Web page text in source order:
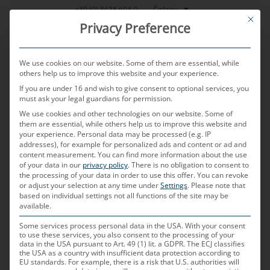
Přeskočit
+49 (0) 8638 604-0 Čeština
MENU
Kabely s konektory
pro připojení
senzorů v
automobilech
This
Privacy Preference
We use cookies on our website. Some of them are essential, while
others help us to improve this website and your experience.
If you are under 16 and wish to give consent to optional services, you
must ask your legal guardians for permission.
We use cookies and other technologies on our website. Some of
them are essential, while others help us to improve this website and
your experience. Personal data may be processed (e.g. IP
addresses), for example for personalized ads and content or ad and
content measurement.You can find more information about the use
of your data in our privacy policy.There is no obligation to consent to
the processing of your data in order to use this offer.You can revoke
or adjust your selection at any time underSettings. Please note that
based on individual settings not all functions of the site may be
available.
Some services process personal data in the USA. With your consent
to use these services, you also consent to the processing of your
data in the USA pursuant to Art. 49 (1) lit. a GDPR. The ECJ classifies
the USA as a country with insufficient data protection according to
EU standards. For example, there is a risk that U.S. authorities will